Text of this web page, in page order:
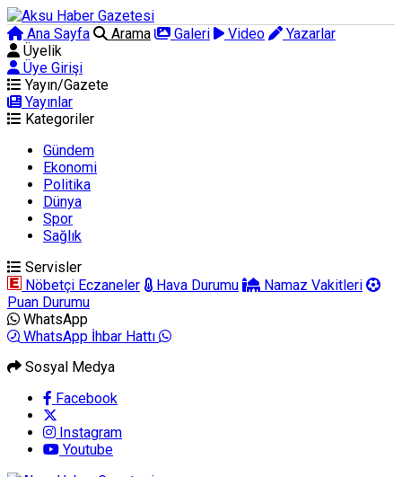
Ana Sayfa Arama Galeri Video
Yazarlar
Üyelik
Üye Girişi
Yayın/Gazete
Yayınlar
Kategoriler
Gündem
Ekonomi
Politika
Dünya
Spor
Sağlık
Servisler
Nöbetçi Eczaneler
Hava Durumu
Namaz Vakitleri
Puan Durumu
WhatsApp
WhatsApp İhbar Hattı
Sosyal Medya
Facebook
Instagram
Youtube